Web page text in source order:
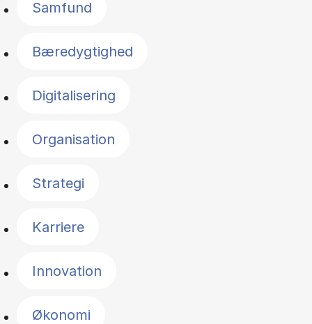
Samfund
Bæredygtighed
Digitalisering
Organisation
Strategi
Karriere
Innovation
Økonomi